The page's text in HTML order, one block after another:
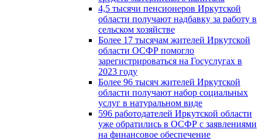
4,5 тысячи пенсионеров Иркутской
области получают надбавку за работу в
сельском хозяйстве
Более 17 тысячам жителей Иркутской
области ОСФР помогло
зарегистрироваться на Госуслугах в
2023 году
Более 96 тысяч жителей Иркутской
области получают набор социальных
услуг в натуральном виде
596 работодателей Иркутской области
уже обратились в ОСФР с заявлениями
на финансовое обеспечение